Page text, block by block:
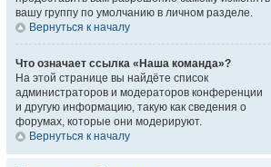
вашу группу по умолчанию в личном разделе.
Вернуться к началу
Что означает ссылка «Наша команда»?
На этой странице вы найдёте список
администраторов и модераторов конференции
и другую информацию, такую как сведения о
форумах, которые они модерируют.
Вернуться к началу